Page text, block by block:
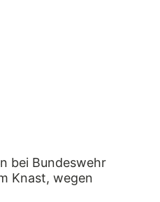
bei Bundeswehr
Knast, wegen